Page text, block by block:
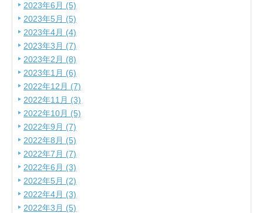
2023年6月 (5)
2023年5月 (5)
2023年4月 (4)
2023年3月 (7)
2023年2月 (8)
2023年1月 (6)
2022年12月 (7)
2022年11月 (3)
2022年10月 (5)
2022年9月 (7)
2022年8月 (5)
2022年7月 (7)
2022年6月 (3)
2022年5月 (2)
2022年4月 (3)
2022年3月 (5)